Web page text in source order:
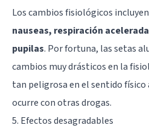
Los cambios fisiológicos
nauseas, respiración
pupilas. Por fortuna, las setas
cambios muy drásticos en la
tan peligrosa en el sentido físico
ocurre con otras drogas.
5. Efectos desagradables